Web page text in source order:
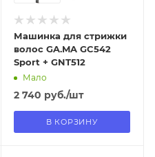
Машинка для стрижки
волос GA.MA GC542
Sport + GNT512
Мало
2 740 руб./шт
В КОРЗИНУ